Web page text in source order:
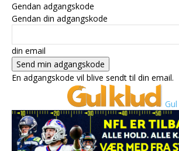
Gendan adgangskode
Gendan din adgangskode
din email
En adgangskode vil blive sendt til din email.